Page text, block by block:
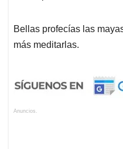
Bellas profecías las
más meditarlas.
Anuncios.